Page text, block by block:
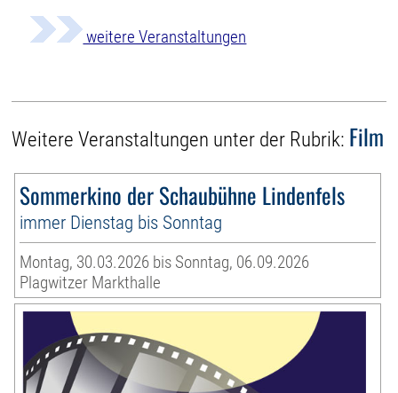
weitere Veranstaltungen
Weitere Veranstaltungen unter der Rubrik: Film
Sommerkino der Schaubühne Lindenfels
immer Dienstag bis Sonntag
Montag, 30.03.2026 bis Sonntag, 06.09.2026
Plagwitzer Markthalle